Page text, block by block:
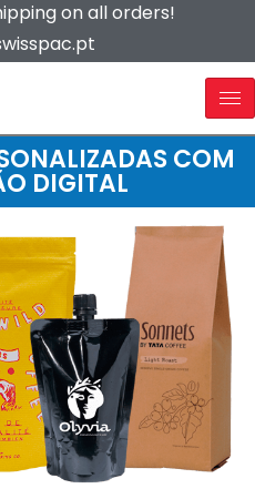
on all orders!
COM
DIGITAL